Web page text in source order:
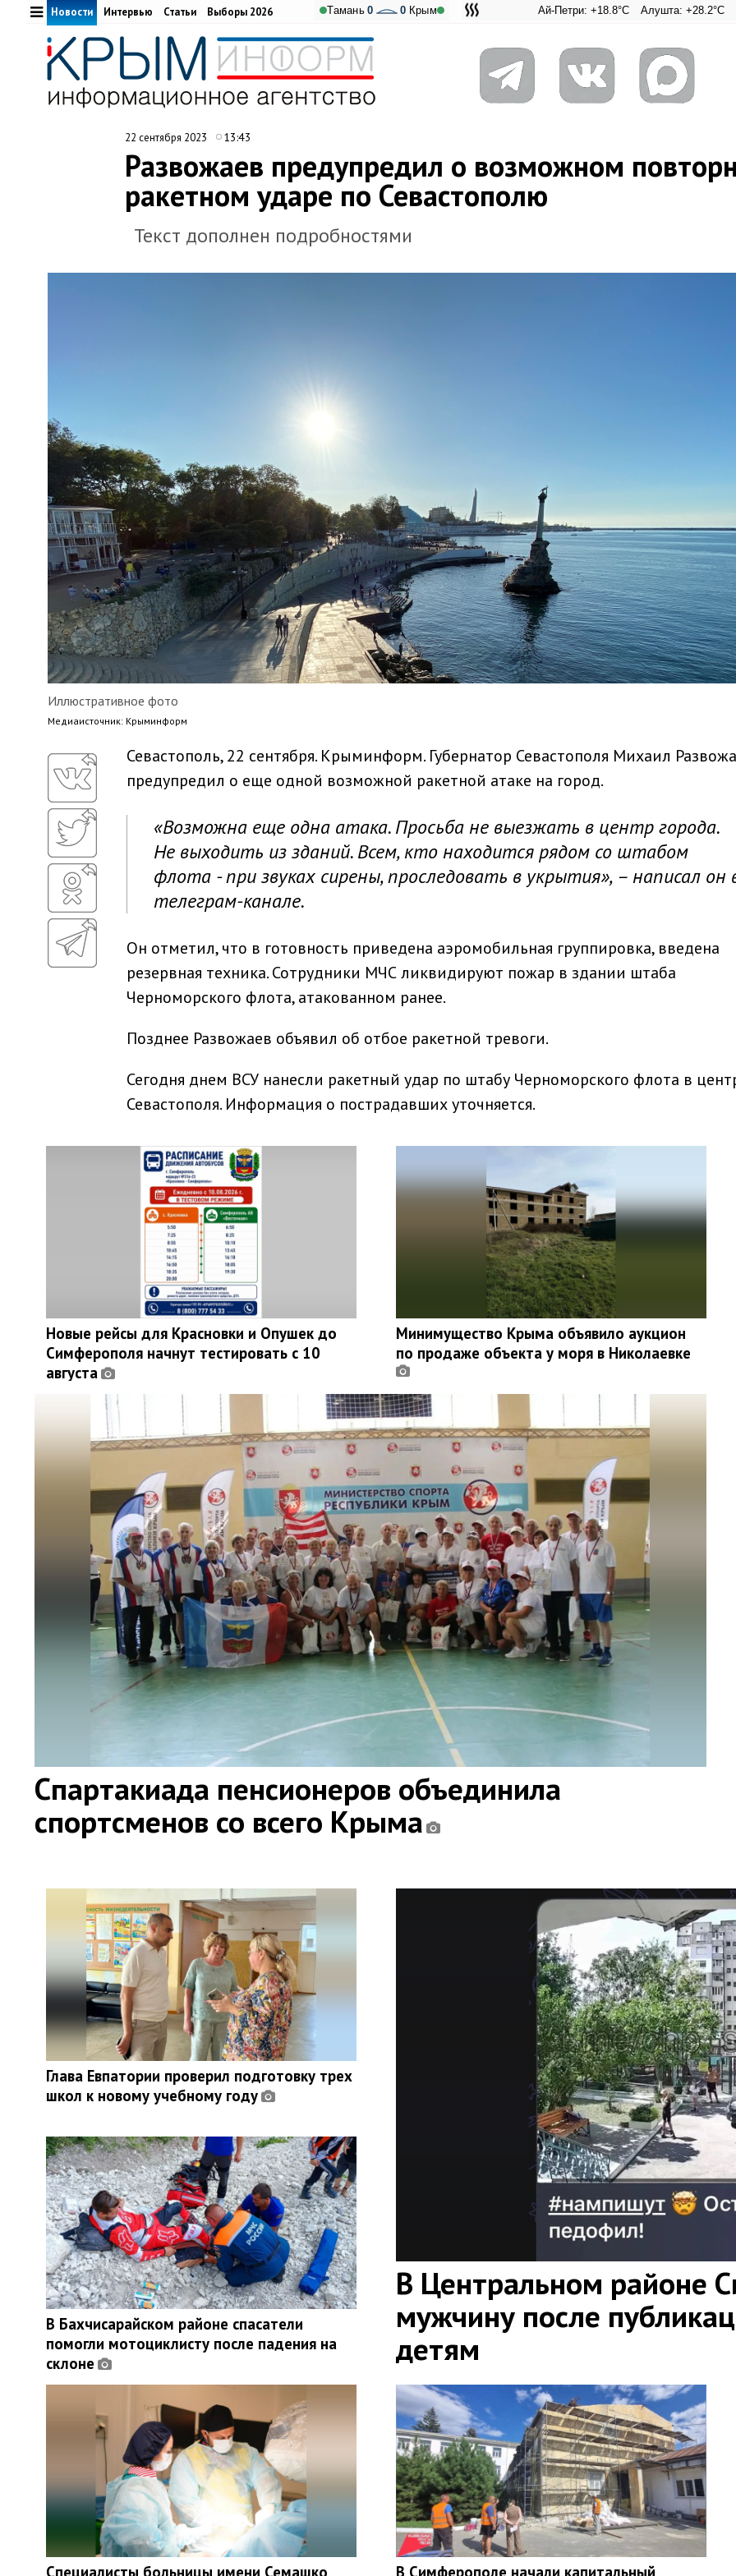
Ай-Петри: +18.8°C Алушта: +28.2°C Ангарский
Тамань 0 0 Крым
Новости Интервью Статьи Выборы 2026
22 сентября 2023 13:43
Развожаев предупредил о возможном
ракетном ударе по Севастополю
Текст дополнен подробностями
Иллюстративное фото
Медиaисточник: Крыминформ
Севастополь, 22 сентября. Крыминформ. Губернатор Севастополя Михаил
предупредил о еще одной возможной ракетной атаке на город.
«Возможна еще одна атака. Просьба не выезжать в центр города.
Не выходить из зданий. Всем, кто находится рядом со штабом
флота - при звуках сирены, проследовать в укрытия», – написал он
телеграм-канале.
Он отметил, что в готовность приведена аэромобильная группировка, введена
резервная техника. Сотрудники МЧС ликвидируют пожар в здании штаба
Черноморского флота, атакованном ранее.
Позднее Развожаев объявил об отбое ракетной тревоги.
Сегодня днем ВСУ нанесли ракетный удар по штабу Черноморского флота в
Севастополя. Информация о пострадавших уточняется.
Новые рейсы для Красновки и Опушек до
Симферополя начнут тестировать с 10
августа
Минимущество Крыма объявило аукцион
по продаже объекта у моря в Николаевке
Спартакиада пенсионеров объединила
спортсменов со всего Крыма
В Центральном районе
мужчину после
детям
Глава Евпатории проверил подготовку трех
школ к новому учебному году
В Бахчисарайском районе спасатели
помогли мотоциклисту после падения на
склоне
Специалисты больницы имени Семашко В Симферополе начали капитальный